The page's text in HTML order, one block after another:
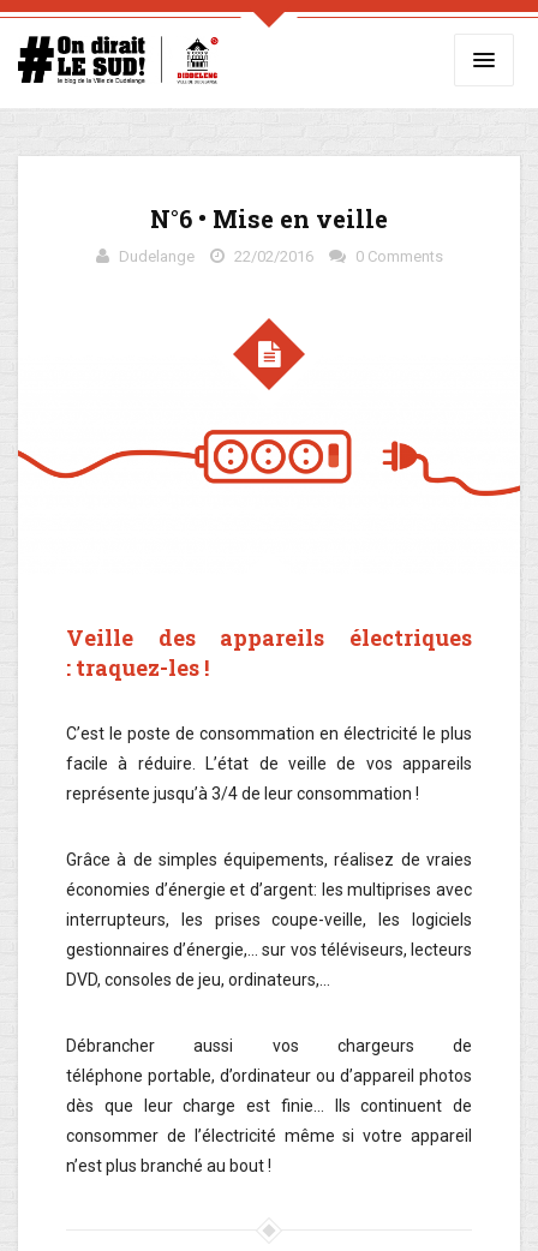
N°6 • Mise en veille
Dudelange 22/02/2016 0 Comments
Veille des appareils électriques
: traquez-les !
C’est le poste de consommation en électricité le plus
facile à réduire. L’état de veille de vos appareils
représente jusqu’à 3/4 de leur consommation !
Grâce à de simples équipements, réalisez de vraies
économies d’énergie et d’argent: les multiprises avec
interrupteurs, les prises coupe-veille, les logiciels
gestionnaires d’énergie,… sur vos téléviseurs, lecteurs
DVD, consoles de jeu, ordinateurs,…
Débrancher aussi vos chargeurs de
téléphone portable, d’ordinateur ou d’appareil photos
dès que leur charge est finie… Ils continuent de
consommer de l’électricité même si votre appareil
n’est plus branché au bout !